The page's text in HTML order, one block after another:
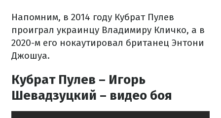
Напомним, в 2014 году Кубрат Пулев
проиграл украинцу Владимиру Кличко, а в
2020-м его нокаутировал британец Энтони
Джошуа.
Кубрат Пулев – Игорь
Шевадзуцкий – видео боя